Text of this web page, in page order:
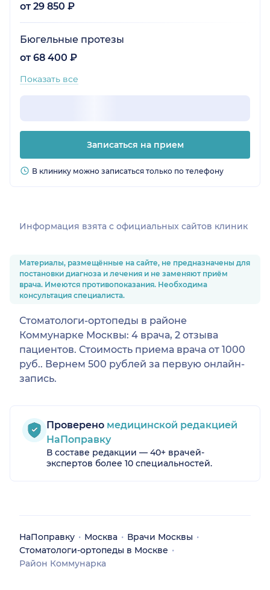
от 29 850 ₽
Бюгельные протезы
от 68 400 ₽
Показать все
Записаться на прием
В клинику можно записаться только по телефону
Информация взята c официальных сайтов клиник
Материалы, размещённые на сайте, не предназначены для
постановки диагноза и лечения и не заменяют приём
врача. Имеются противопоказания. Необходима
консультация специалиста.
Стоматологи-ортопеды в районе
Коммунарке Москвы: 4 врача, 2 отзыва
пациентов. Стоимость приема врача от 1000
руб.. Вернем 500 рублей за первую онлайн-
запись.
Проверено медицинской редакцией
НаПоправку
В составе редакции — 40+ врачей-
экспертов более 10 специальностей.
НаПоправку Москва
Врачи Москвы
Стоматологи-ортопеды в Москве
Район Коммунарка